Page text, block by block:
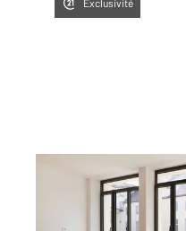
Exclusivité
DOLE 39
45,06 m2, 2 pièces
Ref : 13566